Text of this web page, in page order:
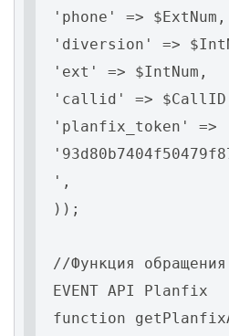
'phone' => $ExtNum,
'diversion' =>
'ext' => $IntNum,
'callid' =>
'planfix_token' =>
',
));
//Функция
EVENT API Planfix
function